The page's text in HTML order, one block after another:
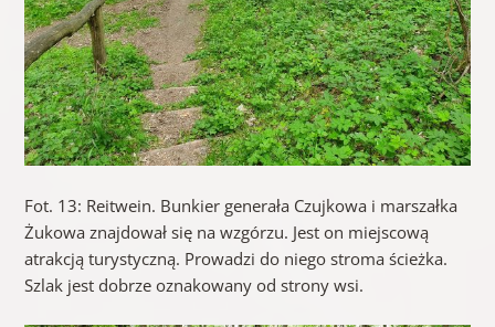
Fot. 13: Reitwein. Bunkier generała Czujkowa i marszałka
Żukowa znajdował się na wzgórzu. Jest on miejscową
atrakcją turystyczną. Prowadzi do niego stroma ścieżka.
Szlak jest dobrze oznakowany od strony wsi.